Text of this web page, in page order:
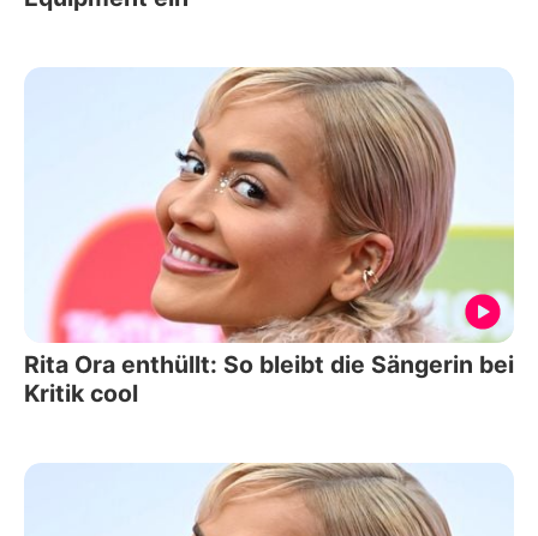
Rita Ora enthüllt: So bleibt die Sängerin bei
Kritik cool